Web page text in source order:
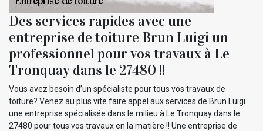
Des services rapides avec une
entreprise de toiture Brun Luigi un
professionnel pour vos travaux à Le
Tronquay dans le 27480 !!
Vous avez besoin d’un spécialiste pour tous vos travaux de
toiture? Venez au plus vite faire appel aux services de Brun Luigi
une entreprise spécialisée dans le milieu à Le Tronquay dans le
27480 pour tous vos travaux en la matière !! Une entreprise de